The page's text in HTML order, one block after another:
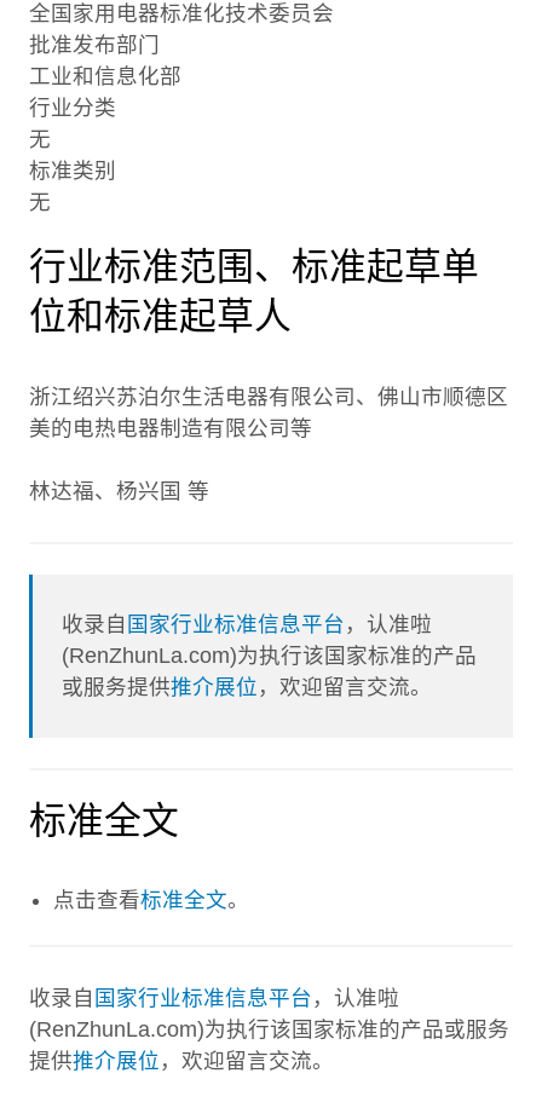
全国家用电器标准化技术委员会
批准发布部门
工业和信息化部
行业分类
无
标准类别
无
行业标准范围、标准起草单
位和标准起草人
浙江绍兴苏泊尔生活电器有限公司、佛山市顺德区
美的电热电器制造有限公司等
林达福、杨兴国 等
收录自 国家行业标准信息平台 ，认准啦
(RenZhunLa.com)为执行该国家标准的产品
或服务提供推介展位 ，欢迎留言交流。
标准全文
点击查看标准全文。
收录自 国家行业标准信息平台 ，认准啦
(RenZhunLa.com)为执行该国家标准的产品或服务
提供推介展位 ，欢迎留言交流。